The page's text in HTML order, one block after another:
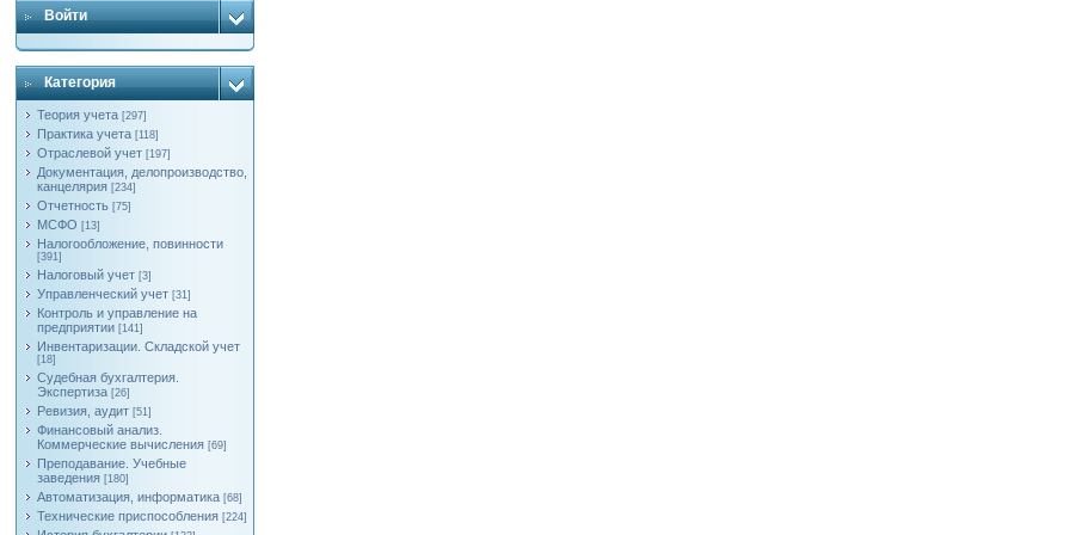
Войти
Категория
Теория учета [297]
Практика учета [118]
Отраслевой учет [197]
Документация, делопроизводство,
канцелярия [234]
Отчетность [75]
МСФО [13]
Налогообложение, повинности
[391]
Налоговый учет [3]
Управленческий учет [31]
Контроль и управление на
предприятии [141]
Инвентаризации. Складской учет
[18]
Судебная бухгалтерия.
Экспертиза [26]
Ревизия, аудит [51]
Финансовый анализ.
Коммерческие вычисления [69]
Преподавание. Учебные
заведения [180]
Автоматизация, информатика [68]
Технические приспособления [224]